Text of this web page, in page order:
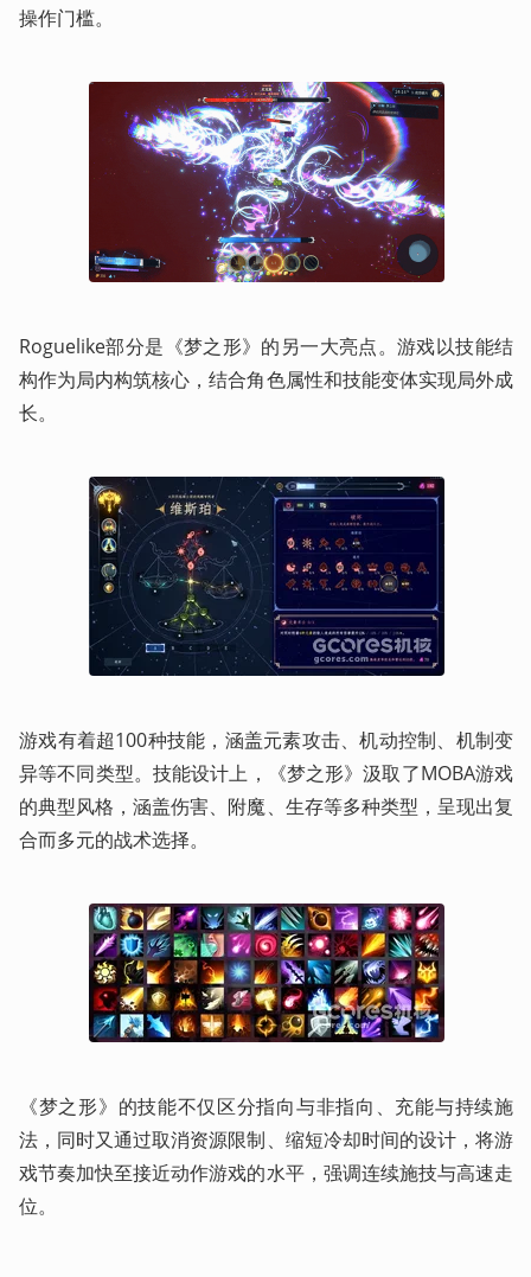
操作门槛。
Roguelike部分是《梦之形》的另一大亮点。游戏以技能结
构作为局内构筑核心，结合角色属性和技能变体实现局外成
长。
游戏有着超100种技能，涵盖元素攻击、机动控制、机制变
异等不同类型。技能设计上，《梦之形》汲取了MOBA游戏
的典型风格，涵盖伤害、附魔、生存等多种类型，呈现出复
合而多元的战术选择。
《梦之形》的技能不仅区分指向与非指向、充能与持续施
法，同时又通过取消资源限制、缩短冷却时间的设计，将游
戏节奏加快至接近动作游戏的水平，强调连续施技与高速走
位。